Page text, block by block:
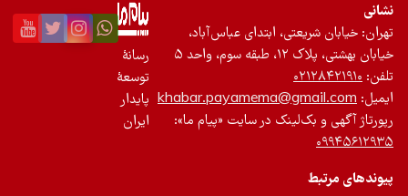
خیابان شریعتی، ابتدای عباس‌آباد،
بهشتی، پلاک ۱۲، طبقه سوم، واحد ۵
۰۲۱۲۸۴۲۱۹۱۰
khabar.payamema@gmail.com
آگهی و بک‌لینک در سایت «پیام ما»:
مرتبط
رسانۀ
توسعۀ
پایدار
ایران